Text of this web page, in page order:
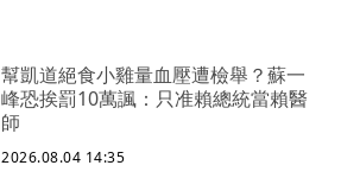
幫凱道絕食小雞量血壓遭檢舉？蘇一
峰恐挨罰10萬諷：只准賴總統當賴醫
師
2026.08.04 14:35